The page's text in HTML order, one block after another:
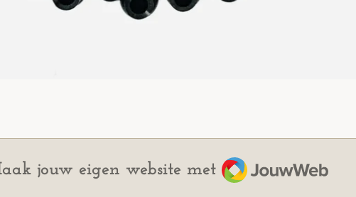
jouw eigen website met JouwWeb